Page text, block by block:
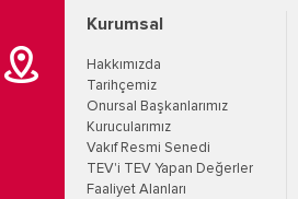
Kurumsal
Hakkımızda
Tarihçemiz
Onursal Başkanlarımız
Kurucularımız
Vakıf Resmi Senedi
TEV'i TEV Yapan Değerler
Faaliyet Alanları